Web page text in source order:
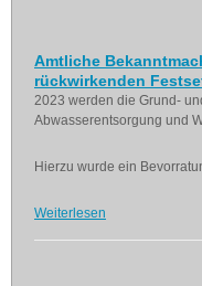
Amtliche
rückwirkenden
2023 werden die Grund-
Abwasserentsorgung und
Hierzu wurde ein
Weiterlesen